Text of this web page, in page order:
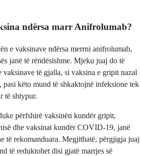
ndërsa marr Anifrolumab?
e vaksinave ndërsa merrni anifrolumab,
janë të rëndësishme. Mjeku juaj do të
vaksinave të gjalla, si vaksina e gripit nazal
pasi këto mund të shkaktojnë infeksione tek
të shtypur.
përfshirë vaksinën kundër gripit,
dhe vaksinat kundër COVID-19, janë
të rekomanduara. Megjithatë, përgjigja juaj
të reduktohet disi gjatë marrjes së